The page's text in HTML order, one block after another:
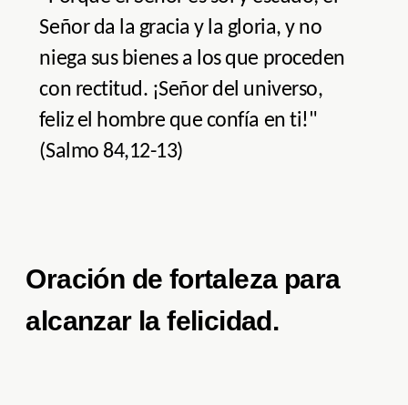
Señor da la gracia y la gloria, y no
niega sus bienes a los que proceden
con rectitud. ¡Señor del universo,
feliz el hombre que confía en ti!"
(Salmo 84,12-13)
Oración de fortaleza para
alcanzar la felicidad.